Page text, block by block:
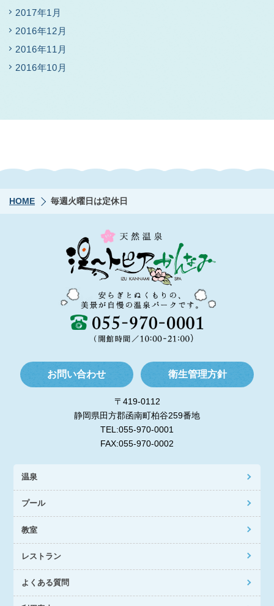
2017年1月
2016年12月
2016年11月
2016年10月
HOME 毎週火曜日は定休日
お問い合わせ 衛生管理方針
〒419-0112
静岡県田方郡函南町柏谷259番地
TEL:055-970-0001
FAX:055-970-0002
温泉
プール
教室
レストラン
よくある質問